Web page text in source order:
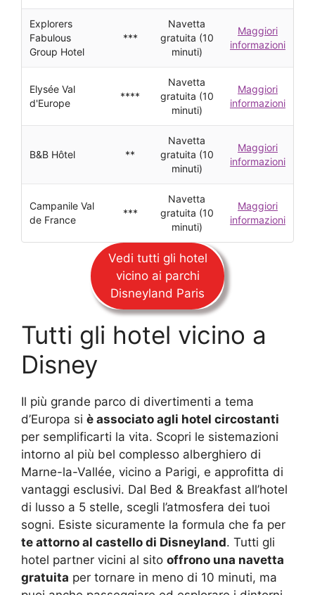
Explorers
Fabulous
Group Hotel
***
Navetta
gratuita (10
minuti)
Maggiori
informazioni
Elysée Val
d'Europe
****
Navetta
gratuita (10
minuti)
Maggiori
informazioni
B&B Hôtel **
Navetta
gratuita (10
minuti)
Maggiori
informazioni
Campanile Val
de France
***
Navetta
gratuita (10
minuti)
Maggiori
informazioni
Vedi tutti gli hotel
vicino ai parchi
Disneyland Paris
Tutti gli hotel vicino a
Disney
Il più grande parco di divertimenti a tema
d’Europa si è associato agli hotel circostanti
per semplificarti la vita. Scopri le sistemazioni
intorno al più bel complesso alberghiero di
Marne-la-Vallée, vicino a Parigi, e approfitta di
vantaggi esclusivi. Dal Bed & Breakfast all’hotel
di lusso a 5 stelle, scegli l’atmosfera dei tuoi
sogni. Esiste sicuramente la formula che fa per
te attorno al castello di Disneyland. Tutti gli
hotel partner vicini al sito offrono una navetta
gratuita per tornare in meno di 10 minuti, ma